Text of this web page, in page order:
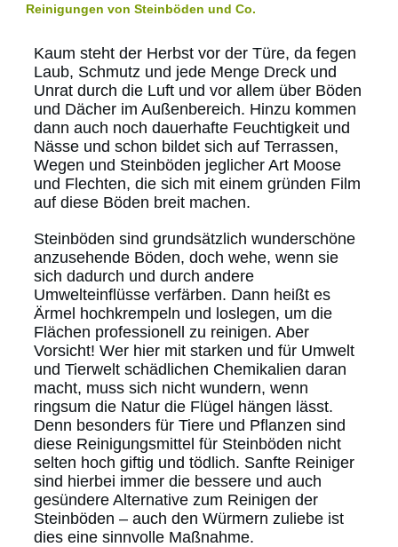
Reinigungen von Steinböden und Co.
Kaum steht der Herbst vor der Türe, da fegen
Laub, Schmutz und jede Menge Dreck und
Unrat durch die Luft und vor allem über Böden
und Dächer im Außenbereich. Hinzu kommen
dann auch noch dauerhafte Feuchtigkeit und
Nässe und schon bildet sich auf Terrassen,
Wegen und Steinböden jeglicher Art Moose
und Flechten, die sich mit einem gründen Film
auf diese Böden breit machen.
Steinböden sind grundsätzlich wunderschöne
anzusehende Böden, doch wehe, wenn sie
sich dadurch und durch andere
Umwelteinflüsse verfärben. Dann heißt es
Ärmel hochkrempeln und loslegen, um die
Flächen professionell zu reinigen. Aber
Vorsicht! Wer hier mit starken und für Umwelt
und Tierwelt schädlichen Chemikalien daran
macht, muss sich nicht wundern, wenn
ringsum die Natur die Flügel hängen lässt.
Denn besonders für Tiere und Pflanzen sind
diese Reinigungsmittel für Steinböden nicht
selten hoch giftig und tödlich. Sanfte Reiniger
sind hierbei immer die bessere und auch
gesündere Alternative zum Reinigen der
Steinböden – auch den Würmern zuliebe ist
dies eine sinnvolle Maßnahme.